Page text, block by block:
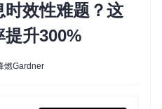
效性难题？这
提升300%
燃Gardner